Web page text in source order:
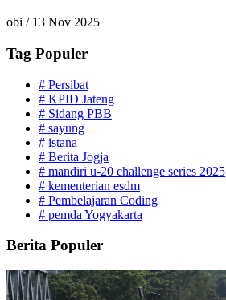
obi / 13 Nov 2025
Tag Populer
# Persibat
# KPID Jateng
# Sidang PBB
# sayung
# istana
# Berita Jogja
# mandiri u-20 challenge series 2025
# kementerian esdm
# Pembelajaran Coding
# pemda Yogyakarta
Berita Populer